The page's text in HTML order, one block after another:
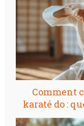
Comment
karaté do :